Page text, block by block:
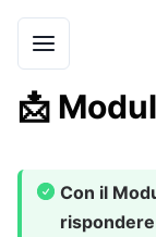
📩
Con il